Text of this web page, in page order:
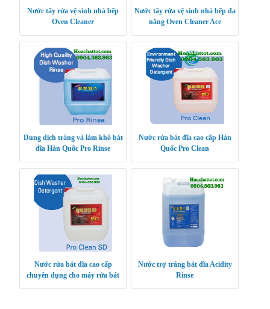
Nước tẩy rửa vệ sinh nhà bếp
Oven Cleaner
Nước tẩy rửa vệ sinh nhà bếp đa
năng Oven Cleaner Ace
Dung dịch tráng và làm khô bát
đĩa Hàn Quốc Pro Rinse
Nước rửa bát đĩa cao cấp Hàn
Quốc Pro Clean
Nước rửa bát đĩa cao cấp
chuyên dụng cho máy rửa bát
Nước trợ tráng bát đĩa Acidity
Rinse